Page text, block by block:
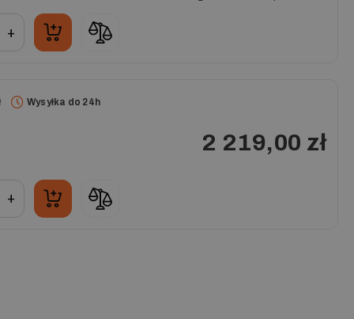
+
Wysyłka do 24h
2 219,00 zł
+